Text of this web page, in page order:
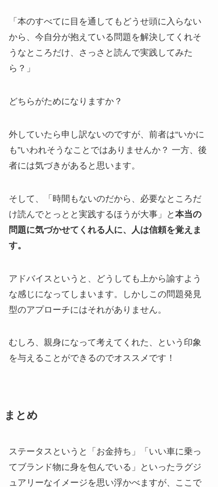
「本のすべてに目を通してもどうせ頭に入らない
から、今自分が抱えている問題を解決してくれそ
うなところだけ、さっさと読んで実践してみた
ら？」
どちらがためになりますか？
外していたら申し訳ないのですが、前者は“いかに
も”いわれそうなことではありませんか？ 一方、後
者には気づきがあると思います。
そして、「時間もないのだから、必要なところだ
け読んでとっとと実践するほうが大事」と 本当の
問題に気づかせてくれる人に、人は信頼を覚えま
す。
アドバイスというと、どうしても上から諭すよう
な感じになってしまいます。しかしこの問題発見
型のアプローチにはそれがありません。
むしろ、親身になって考えてくれた、という印象
を与えることができるのでオススメです！
まとめ
ステータスというと「お金持ち」「いい車に乗っ
てブランド物に身を包んでいる」といったラグジ
ュアリーなイメージを思い浮かべますが、ここで